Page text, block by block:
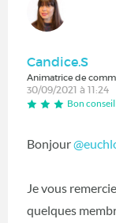
Candice.S
Animatrice de
30/09/2021 à 11:24
Bon
Bonjour
Je vous
quelques